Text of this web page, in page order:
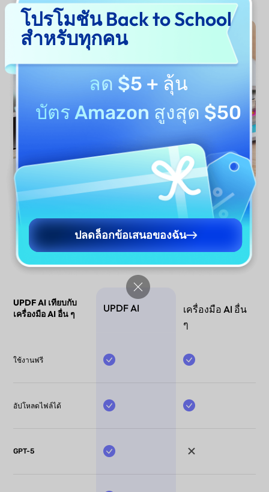
แย้งที่หนักแน่นขึ้น ก่อนขัดเกลาร่างสุดท้ายของคุณ
ปรับปรุงเรียงความตอนนี้
UPDF AI เทียบกับ
เครื่องมือ AI อื่น ๆ
UPDF AI
เครื่องมือ AI อื่น
ๆ
ใช้งานฟรี
อัปโหลดไฟล์ได้
GPT-5
โปรโมชัน Back to School
สำหรับทุกคน
ลด $5 + ลุ้น
บัตร Amazon สูงสุด $50
ปลดล็อกข้อเสนอของฉัน